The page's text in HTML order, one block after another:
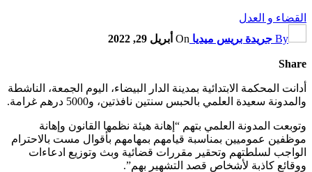
القضاء و العدل
By جريدة بريس ميديا On أبريل 29, 2022
Share
أدانت المحكمة الابتدائية بمدينة الدار البيضاء، اليوم الجمعة، الناشطة
والمدونة سعيدة العلمي بالحبس سنتين نافذتين، و5000 درهم غرامة.
وتوبعت المدونة العلمي بتهم “إهانة هيئة نظمها القانون وإهانة
موظفين عموميين بمناسبة قيامهم بمهامهم بأقوال مست بالاحترام
الواجب لسلطتهم وتحقير مقررات قضائية وبث وتوزيع ادعاءات
ووقائع كاذبة لأشخاص قصد التشهير بهم”.